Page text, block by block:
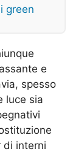
green
e
spesso
luce sia
di interni